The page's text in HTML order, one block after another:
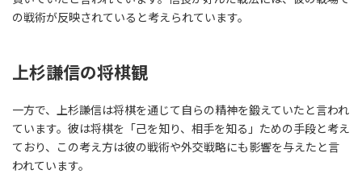
の戦術が反映されていると考えられています。
上杉謙信の将棋観
一方で、上杉謙信は将棋を通じて自らの精神を鍛えていたと言われ
ています。彼は将棋を「己を知り、相手を知る」ための手段と考え
ており、この考え方は彼の戦術や外交戦略にも影響を与えたと言
われています。